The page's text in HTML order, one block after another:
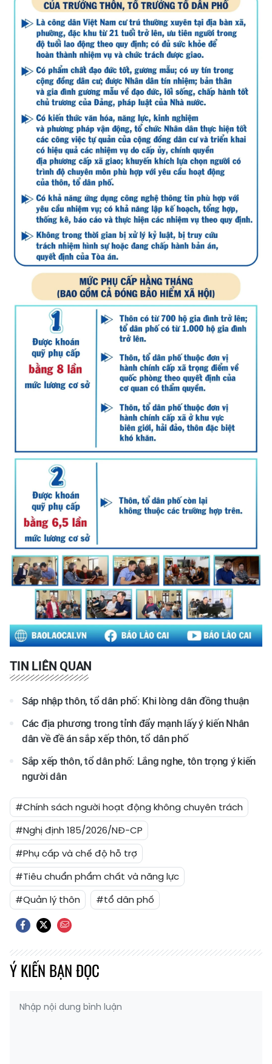
TIN LIÊN QUAN
Sáp nhập thôn, tổ dân phố: Khi lòng dân đồng thuận
Các địa phương trong tỉnh đẩy mạnh lấy ý kiến Nhân
dân về đề án sắp xếp thôn, tổ dân phố
Sắp xếp thôn, tổ dân phố: Lắng nghe, tôn trọng ý kiến
người dân
#Chính sách người hoạt động không chuyên trách
#Nghị định 185/2026/NĐ-CP
#Phụ cấp và chế độ hỗ trợ
#Tiêu chuẩn phẩm chất và năng lực
#Quản lý thôn
#tổ dân phố
Ý KIẾN BẠN ĐỌC